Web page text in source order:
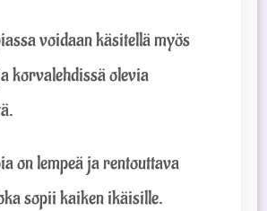
voidaan käsitellä myös
korvalehdissä olevia
on lempeä ja rentouttava
sopii kaiken ikäisille.